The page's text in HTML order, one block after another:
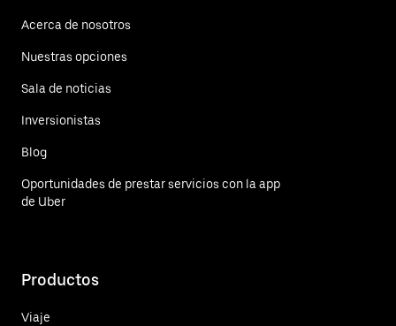
Acerca de nosotros
Nuestras opciones
Sala de noticias
Inversionistas
Blog
Oportunidades de prestar servicios con la app
de Uber
Productos
Viaje